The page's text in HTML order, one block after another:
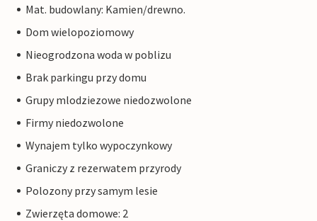
Mat. budowlany: Kamien/drewno.
Dom wielopoziomowy
Nieogrodzona woda w poblizu
Brak parkingu przy domu
Grupy mlodziezowe niedozwolone
Firmy niedozwolone
Wynajem tylko wypoczynkowy
Graniczy z rezerwatem przyrody
Polozony przy samym lesie
Zwierzęta domowe: 2